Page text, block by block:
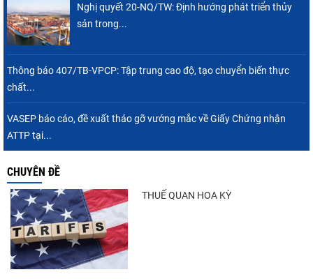
Nguồn cung giảm, giá cá rô phi Trung Quốc
tăng nhẹ, áp lực mới...
Điểm tin thủy sản thế giới ngày 3/8/2026
Nghị quyết 20-NQ/TW: Định hướng phát triển thủy
sản trong...
Thông báo 407/TB-VPCP: Tập trung cao độ, tạo chuyển biến thực
chất...
VASEP báo cáo, đề xuất tháo gỡ vướng mắc về Giấy Chứng nhận
ATTP tại...
CHUYÊN ĐỀ
THUẾ QUAN HOA KỲ